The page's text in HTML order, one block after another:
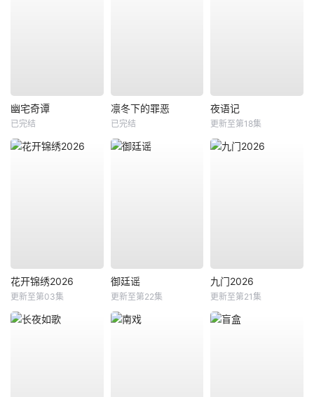
幽宅奇谭
已完结
凛冬下的罪恶
已完结
夜语记
更新至第18集
花开锦绣2026
更新至第03集
御廷谣
更新至第22集
九门2026
更新至第21集